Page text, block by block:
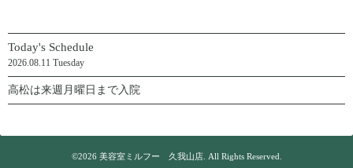
Today's Schedule
2026.08.11 Tuesday
高松は来週月曜日まで入院
©2026 美容室ミルフー 久我山店. All Rights Reserved.